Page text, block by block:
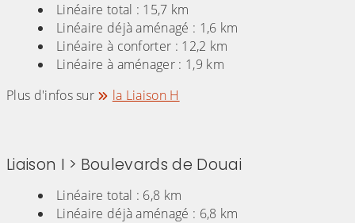
Linéaire total : 15,7 km
Linéaire déjà aménagé : 1,6 km
Linéaire à conforter : 12,2 km
Linéaire à aménager : 1,9 km
Plus d'infos sur
la Liaison H
Liaison I > Boulevards de Douai
Linéaire total : 6,8 km
Linéaire déjà aménagé : 6,8 km